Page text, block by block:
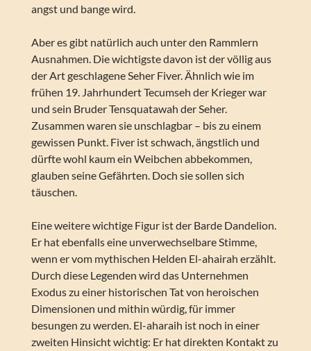
angst und bange wird.
Aber es gibt natürlich auch unter den Rammlern
Ausnahmen. Die wichtigste davon ist der völlig aus
der Art geschlagene Seher Fiver. Ähnlich wie im
frühen 19. Jahrhundert Tecumseh der Krieger war
und sein Bruder Tensquatawah der Seher.
Zusammen waren sie unschlagbar – bis zu einem
gewissen Punkt. Fiver ist schwach, ängstlich und
dürfte wohl kaum ein Weibchen abbekommen,
glauben seine Gefährten. Doch sie sollen sich
täuschen.
Eine weitere wichtige Figur ist der Barde Dandelion.
Er hat ebenfalls eine unverwechselbare Stimme,
wenn er vom mythischen Helden El-ahairah erzählt.
Durch diese Legenden wird das Unternehmen
Exodus zu einer historischen Tat von heroischen
Dimensionen und mithin würdig, für immer
besungen zu werden. El-aharaih ist noch in einer
zweiten Hinsicht wichtig: Er hat direkten Kontakt zu